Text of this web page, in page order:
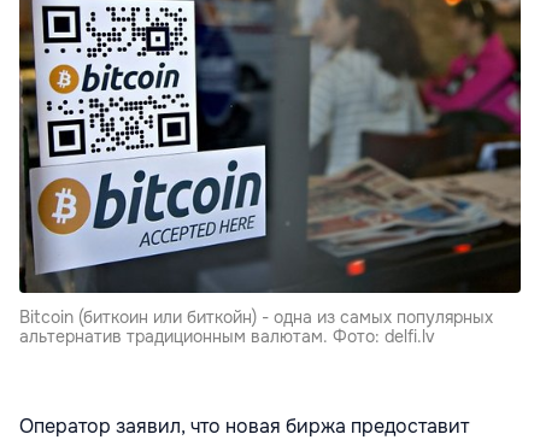
Bitcoin (биткоин или биткойн) - одна из самых популярных
альтернатив традиционным валютам. Фото: delfi.lv
Оператор заявил, что новая биржа предоставит